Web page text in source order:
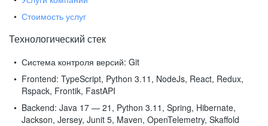
Стоимость услуг
Технологический стек
Система контроля версий: Git
Frontend: TypeScript, Python 3.11, NodeJs, React, Redux,
Rspack, Frontik, FastAPI
Backend: Java 17 — 21, Python 3.11, Spring, Hibernate,
Jackson, Jersey, Junit 5, Maven, OpenTelemetry, Skaffold